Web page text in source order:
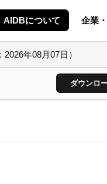
AIDBについて 企業
2026年08月07日）
ダウンロ